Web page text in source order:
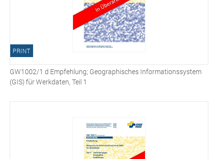
PRINT
GW1002/1 d Empfehlung; Geographisches Informationssystem
(GIS) für Werkdaten, Teil 1